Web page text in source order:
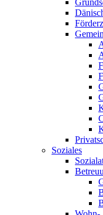
Soziales